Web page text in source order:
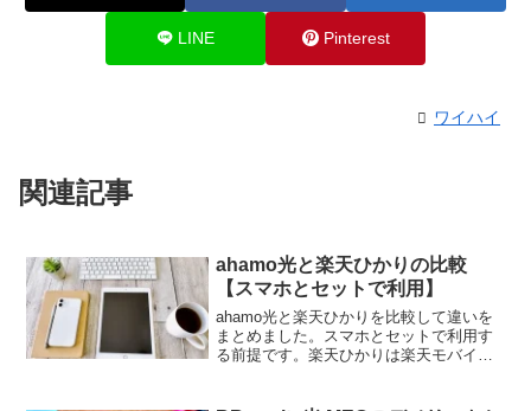
LINE Pinterest
ワイハイ
関連記事
ahamo光と楽天ひかりの比較
【スマホとセットで利用】
ahamo光と楽天ひかりを比較して違いを
まとめました。スマホとセットで利用す
る前提です。楽天ひかりは楽天モバイル